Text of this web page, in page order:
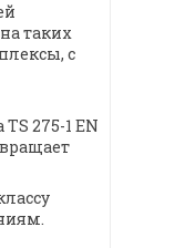
таких
с
275-1 EN